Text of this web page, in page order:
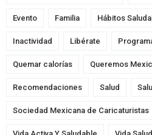
Evento Familia Hábitos
Inactividad Libérate
Quemar calorías Queremos
Recomendaciones Salud
Sociedad Mexicana de Caricaturistas